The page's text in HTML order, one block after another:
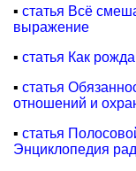
▪ статья Всё
выражение
▪ статья Как
▪ статья
отношений и
▪ статья
Энциклопедия